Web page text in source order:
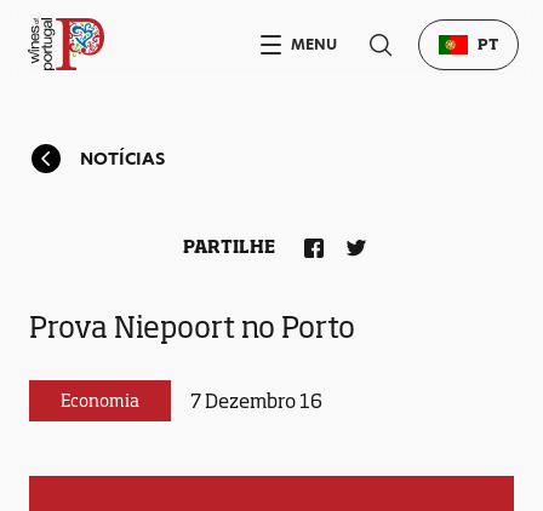
NOTÍCIAS
Prova Niepoort no Porto
Economia 7 Dezembro 16
PARTILHE
MENU PT